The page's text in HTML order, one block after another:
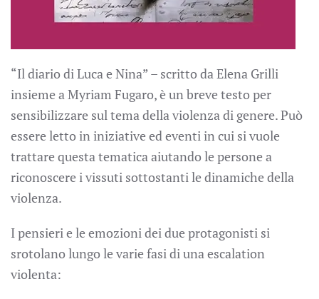
“Il diario di Luca e Nina” – scritto da Elena Grilli
insieme a Myriam Fugaro, è un breve testo per
sensibilizzare sul tema della violenza di genere. Può
essere letto in iniziative ed eventi in cui si vuole
trattare questa tematica aiutando le persone a
riconoscere i vissuti sottostanti le dinamiche della
violenza.
I pensieri e le emozioni dei due protagonisti si
srotolano lungo le varie fasi di una escalation
violenta: